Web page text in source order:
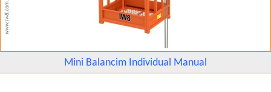
Mini Balancim Individual Manual